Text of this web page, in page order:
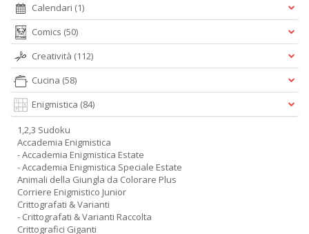
Calendari (1)
Comics (50)
Creatività (112)
Cucina (58)
Enigmistica (84)
1,2,3 Sudoku
Accademia Enigmistica
- Accademia Enigmistica Estate
- Accademia Enigmistica Speciale Estate
Animali della Giungla da Colorare Plus
Corriere Enigmistico Junior
Crittografati & Varianti
- Crittografati & Varianti Raccolta
Crittografici Giganti